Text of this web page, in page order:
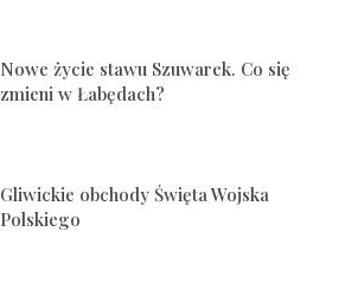
Nowe życie stawu Szuwarek. Co się
zmieni w Łabędach?
Gliwickie obchody Święta Wojska
Polskiego